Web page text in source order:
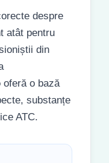
despre
atât pentru
din
oferă o bază
substanțe
ATC.